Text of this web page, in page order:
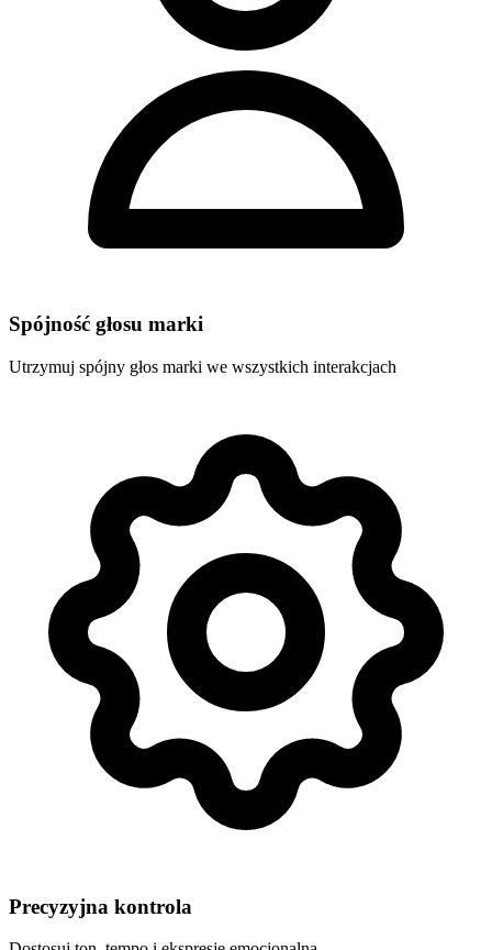
Spójność głosu marki
Utrzymuj spójny głos marki we wszystkich interakcjach
Precyzyjna kontrola